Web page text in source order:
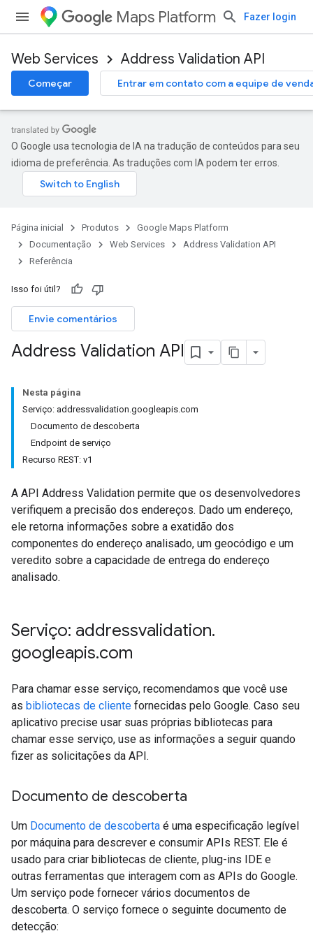
Maps Platform Fazer login
Web Services Address Validation API
Começar Entrar em contato com a equipe de
O Google usa tecnologia de IA na tradução de conteúdos para seu
idioma de preferência. As traduções com IA podem ter erros.
Página inicial Produtos
Google Maps Platform
Documentação
Web Services
Address Validation API
Referência
Isso foi útil?
Envie comentários
Address Validation API
Nesta página
Serviço: addressvalidation.googleapis.com
Documento de descoberta
Endpoint de serviço
Recurso REST: v1
A API Address Validation permite que os desenvolvedores
verifiquem a precisão dos endereços. Dado um endereço,
ele retorna informações sobre a exatidão dos
componentes do endereço analisado, um geocódigo e um
veredito sobre a capacidade de entrega do endereço
analisado.
Serviço: addressvalidation.
googleapis.com
Para chamar esse serviço, recomendamos que você use
as bibliotecas de cliente fornecidas pelo Google. Caso seu
aplicativo precise usar suas próprias bibliotecas para
chamar esse serviço, use as informações a seguir quando
fizer as solicitações da API.
Documento de descoberta
Um Documento de descoberta é uma especificação legível
por máquina para descrever e consumir APIs REST. Ele é
usado para criar bibliotecas de cliente, plug-ins IDE e
outras ferramentas que interagem com as APIs do Google.
Um serviço pode fornecer vários documentos de
descoberta. O serviço fornece o seguinte documento de
detecção: